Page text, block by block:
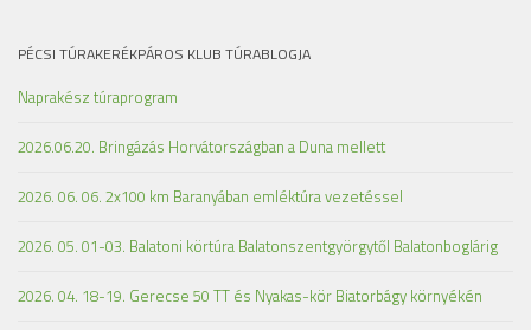
PÉCSI TÚRAKERÉKPÁROS KLUB TÚRABLOGJA
Naprakész túraprogram
2026.06.20. Bringázás Horvátországban a Duna mellett
2026. 06. 06. 2x100 km Baranyában emléktúra vezetéssel
2026. 05. 01-03. Balatoni körtúra Balatonszentgyörgytől Balatonboglárig
2026. 04. 18-19. Gerecse 50 TT és Nyakas-kör Biatorbágy környékén